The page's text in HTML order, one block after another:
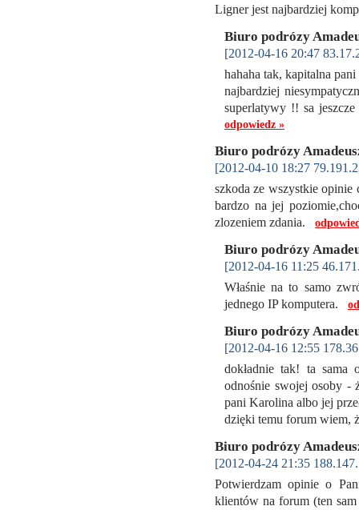
Ligner jest najbardziej
Biuro podrózy
[2012-04-16 20:47
hahaha tak, kapitalna
najbardziej
superlatywy !! sa
odpowiedz »
Biuro podrózy
[2012-04-10 18:27
szkoda ze wszystkie opinie
bardzo na jej
zlozeniem zdania.
Biuro podrózy
[2012-04-16 11:25
Właśnie na to samo
jednego IP komputera.
Biuro podrózy
[2012-04-16 12:55
dokładnie tak! ta sama
odnośnie swojej osoby -
pani Karolina albo jej
dzięki temu forum
Biuro podrózy
[2012-04-24 21:35
Potwierdzam opinie o
klientów na forum (ten